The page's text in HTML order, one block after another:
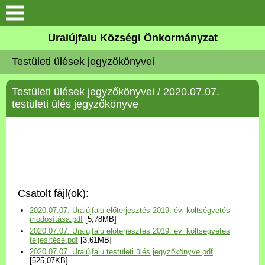
Köszöntő
Elérhetőségek
Uraiújfalu
Választási információk
Versenyképes Járások
Program
Uraiújfalu Községi Önkormányzat
Testületi ülések jegyzőkönyvei
Testületi ülések jegyzőkönyvei / 2020.07.07.
testületi ülés jegyzőkönyve
Csatolt fájl(ok):
2020.07.07. Uraiújfalu előterjesztés 2019. évi költségvetés
módosítása.pdf [5,78MB]
2020.07.07. Uraiújfalu előterjesztés 2019. évi költségvetés
teljesítése.pdf [3,61MB]
2020.07.07. Uraiújfalu testületi ülés jegyzőkönyve.pdf
[525,07KB]